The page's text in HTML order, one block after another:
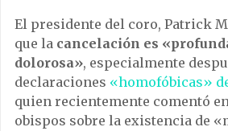
El presidente del coro, Patrick
que la cancelación es
dolorosa», especialmente
declaraciones «homofóbicas»
quien recientemente comentó
obispos sobre la existencia de